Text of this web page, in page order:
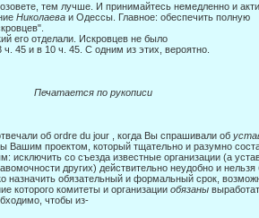
тем лучше. И при­нимайтесь немедленно и
Николаева и Одессы. Главное: обеспечить полную
его отделали. Искров­цев не было
45 и в 10 ч. 45. С одним из этих, вероятно.
по рукописи
об ordre du jour , когда Вы спрашивали об
проектом, который тщательно и разумно
со съезда известные организа­ции (а
других) действительно неудобно и нельзя
назначить обязательный и формальный срок,
которого комитеты и организации обязаны
чтобы из-